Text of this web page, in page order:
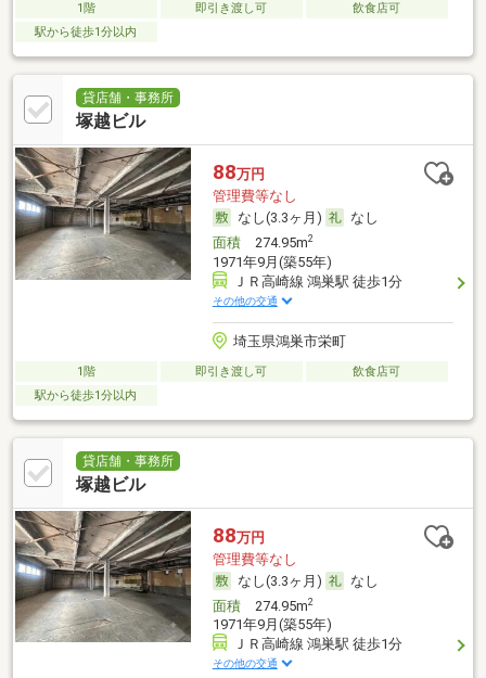
1階 即引き渡し可
飲食店可
駅から徒歩1分以内
貸店舗・事務所
塚越ビル
88万円
管理費等なし
なし(3.3ヶ月)
なし
面積274.95m2
1971年9月(築55年)
ＪＲ高崎線 鴻巣駅 徒歩1分
その他の交通
埼玉県鴻巣市栄町
1階 即引き渡し可
飲食店可
駅から徒歩1分以内
貸店舗・事務所
塚越ビル
88万円
管理費等なし
なし(3.3ヶ月)
なし
面積274.95m2
1971年9月(築55年)
ＪＲ高崎線 鴻巣駅 徒歩1分
その他の交通